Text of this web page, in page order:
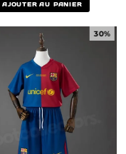
AJOUTER AU PANIER
30%